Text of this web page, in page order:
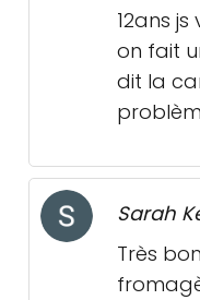
12ans
on fait
dit la
Sarah
Très